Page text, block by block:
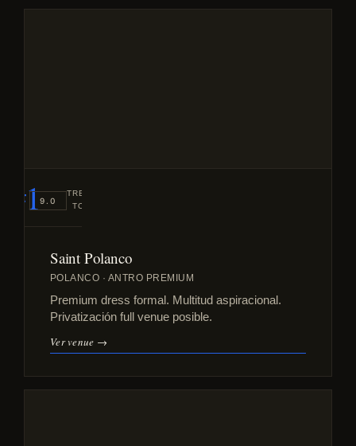
#19.0
TREND
TOP
Saint Polanco
POLANCO · ANTRO PREMIUM
Premium dress formal. Multitud aspiracional.
Privatización full venue posible.
Ver venue →